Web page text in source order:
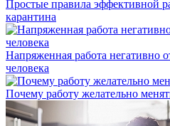
Простые правила эффективной
карантина
Напряженная работа негативно
человека
Почему работу желательно